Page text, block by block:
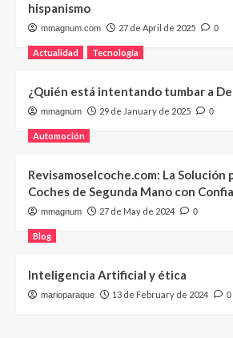
hispanismo
mmagnum.com 27 de April de 2025 0
Actualidad Tecnología
¿Quién está intentando tumbar a
mmagnum 29 de January de 2025 0
Automoción
Revisamoselcoche.com: La Solución
Coches de Segunda Mano con
mmagnum 27 de May de 2024 0
Blog
Inteligencia Artificial y ética
marioparaque 13 de February de 2024 0